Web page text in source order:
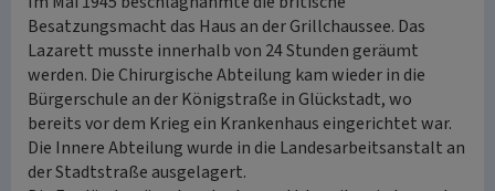
Besatzungsmacht das Haus an der Grillchaussee. Das
Lazarett musste innerhalb von 24 Stunden geräumt
werden. Die Chirurgische Abteilung kam wieder in die
Bürgerschule an der Königstraße in Glückstadt, wo
bereits vor dem Krieg ein Krankenhaus eingerichtet war.
Die Innere Abteilung wurde in die Landesarbeitsanstalt an
der Stadtstraße ausgelagert.